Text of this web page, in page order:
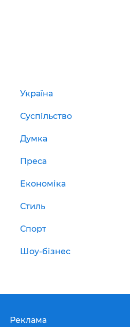
Україна
Суспільство
Думка
Преса
Економіка
Стиль
Спорт
Шоу-бізнес
Реклама